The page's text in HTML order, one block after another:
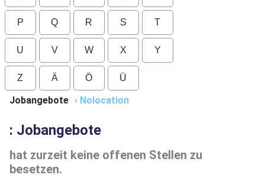
P Q R S T
U V W X Y
Z Ä Ö Ü
Jobangebote › Nolocation
: Jobangebote
hat zurzeit keine offenen Stellen zu
besetzen.